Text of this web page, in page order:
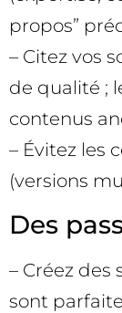
propos”
– Citez vos
de qualité ;
contenus
– Évitez les
(versions
Des
– Créez des
sont